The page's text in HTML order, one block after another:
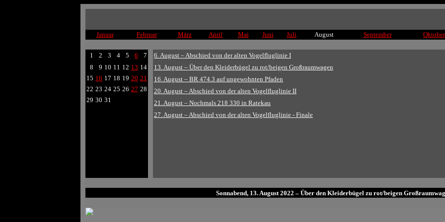
Januar Februar März April Mai Juni Juli August September Oktober
1 2 3 4 5 6
7
8
9 10 11 12 13 14
15 16 17 18 19 20 21
22 23 24 25 26 27 28
29 30 31
6. August – Abschied von der alten Vogelfluglinie I
13. August – Über den Kleiderbügel zu rot/beigen Großraumwagen
16. August – BR 474.3 auf ungewohnten Pfaden
20. August – Abschied von der alten Vogelfluglinie II
21. August – Nochmals 218 330 in Ratekau
27. August – Abschied von der alten Vogelfluglinie - Finale
Sonnabend, 13. August 2022 – Über den Kleiderbügel zu rot/beigen